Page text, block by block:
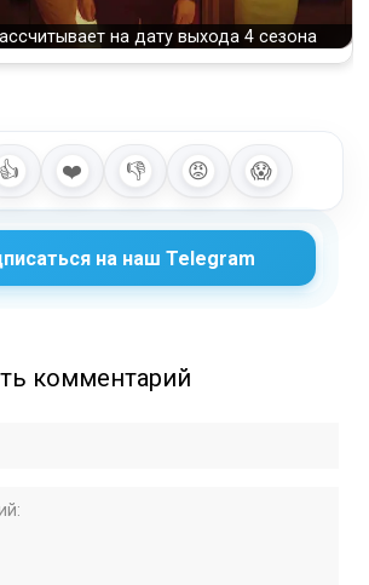
на дату выхода 4 сезона
👍 ❤️ 👎 😡 😱
на наш Telegram
комментарий